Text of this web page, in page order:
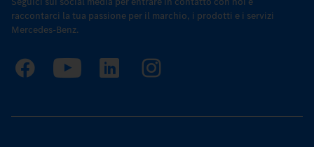
raccontarci la tua passione per il marchio, i prodotti e i servizi
Mercedes-Benz.